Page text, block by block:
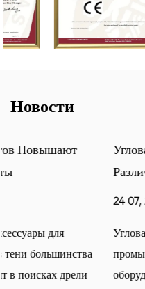
Новости
Угловая Циркулярная
Различными
Угловая циркулярная пила
промышленной резки
оборудование продолжает